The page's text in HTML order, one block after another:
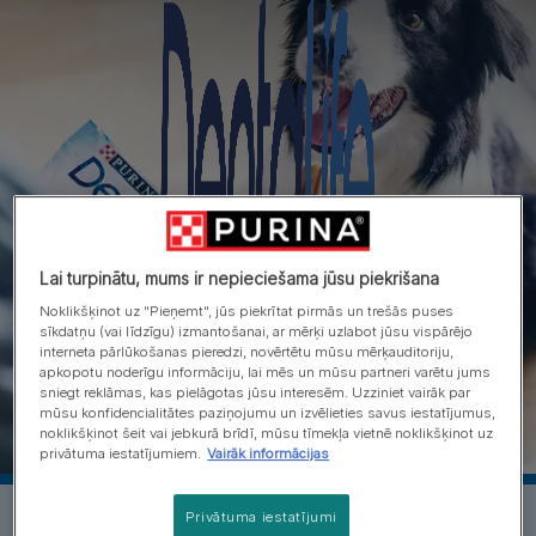
Iepazīsti Dentalife Dog
Purina Dentalife darbojas, pateicoties
Lai turpinātu, mums ir nepieciešama jūsu piekrišana
Noklikšķinot uz "Pieņemt", jūs piekrītat pirmās un trešās puses
sīkdatņu (vai līdzīgu) izmantošanai, ar mērķi uzlabot jūsu vispārējo
interneta pārlūkošanas pieredzi, novērtētu mūsu mērķauditoriju,
apkopotu noderīgu informāciju, lai mēs un mūsu partneri varētu jums
sniegt reklāmas, kas pielāgotas jūsu interesēm. Uzziniet vairāk par
mūsu konfidencialitātes paziņojumu un izvēlieties savus iestatījumus,
noklikšķinot šeit vai jebkurā brīdī, mūsu tīmekļa vietnē noklikšķinot uz
privātuma iestatījumiem. Vairāk informācijas
Privātuma iestatījumi